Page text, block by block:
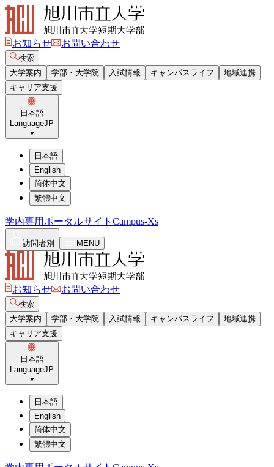
お知らせ お問い合わせ
検索
大学案内
学部・大学院 入試情報 キャンパスライフ
地域連携
キャリア支援
日本語
LanguageJP
日本語
English
简体中文
繁體中文
学内専用ポータルサイト Campus-Xs
訪問者別 MENU
お知らせ お問い合わせ
検索
大学案内
学部・大学院 入試情報 キャンパスライフ
地域連携
キャリア支援
日本語
LanguageJP
日本語
English
简体中文
繁體中文